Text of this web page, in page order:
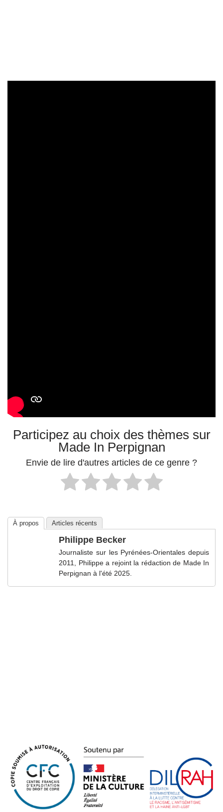
Participez au choix des thèmes sur
Made In Perpignan
Envie de lire d'autres articles de ce genre ?
À propos Articles récents
Philippe Becker
Journaliste sur les Pyrénées-Orientales depuis
2011, Philippe a rejoint la rédaction de Made In
Perpignan à l'été 2025.